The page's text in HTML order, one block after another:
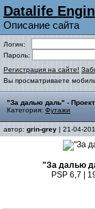
Datalife
Описание сайта
Логин:
Пароль:
Регистрация на сайте!
Вы просматриваете
"За далью даль" -
Категория: Футажи
автор: grin-grey | 21-04-
"За далью
PSP 6,7 |